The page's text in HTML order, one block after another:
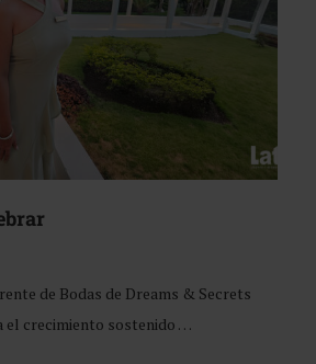
de Bodas de Dreams & Secrets
el crecimiento sostenido …